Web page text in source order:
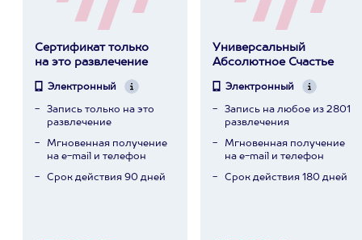
Сертификат только
на это развлечение
Электронный
Запись только на это
развлечение
Мгновенная получение
на e-mail и телефон
Срок действия 90 дней
Универсальный
Абсолютное Счастье
Электронный
Запись на любое из 2801
развлечения
Мгновенная получение
на e-mail и телефон
Срок действия 180 дней